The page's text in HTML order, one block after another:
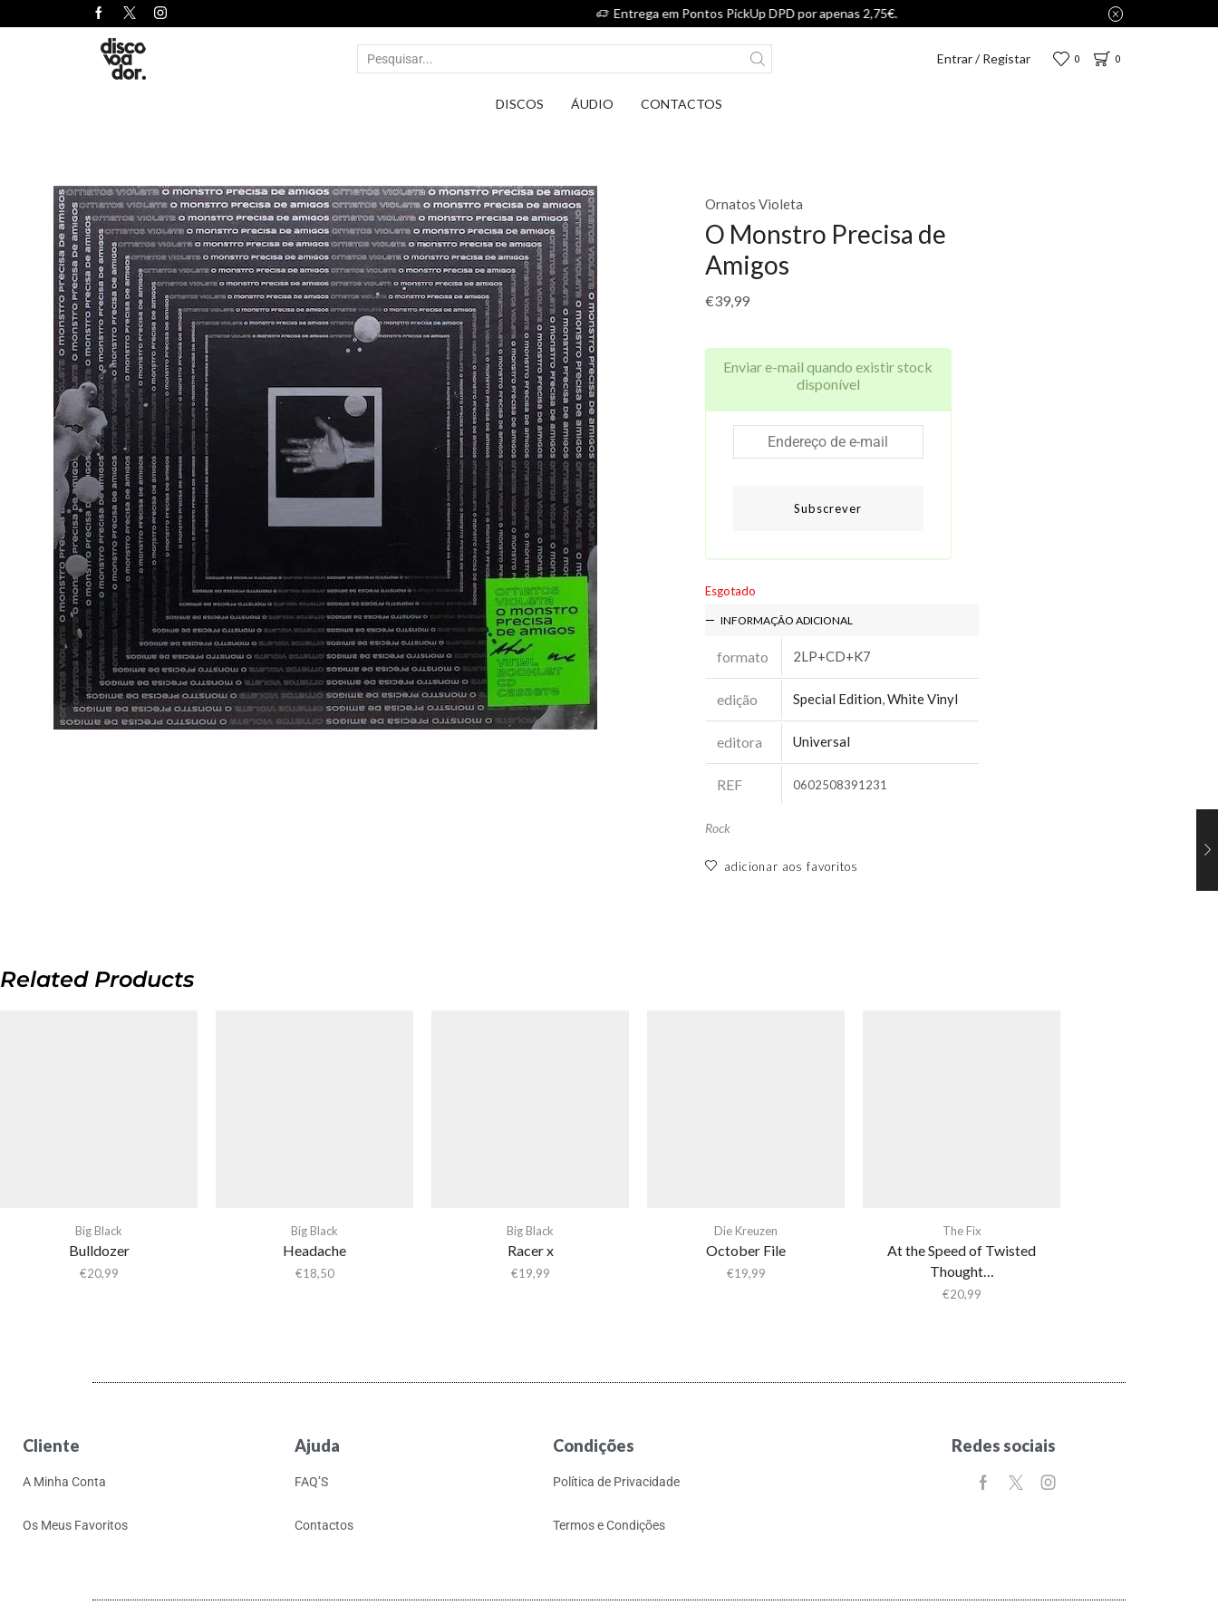
Entrega em Pontos PickUp DPD por apenas 2,75€.
Entrar / Registar 0 0
DISCOS ÁUDIO CONTACTOS
Ornatos Violeta
O Monstro Precisa de
Amigos
€39,99
Enviar e-mail quando existir stock
disponível
Subscrever
Esgotado
INFORMAÇÃO ADICIONAL
formato 2LP+CD+K7
edição Special Edition,White Vinyl
editora Universal
REF 0602508391231
Rock
adicionar aos favoritos
Related Products
Big Black
Bulldozer
€20,99
Big Black
Headache
€18,50
Big Black
Racer x
€19,99
Die Kreuzen
October File
€19,99
The Fix
At the Speed of Twisted
Thought…
€20,99
Cliente
A Minha Conta
Os Meus Favoritos
Ajuda
FAQ’S
Contactos
Condições
Política de Privacidade
Termos e Condições
Redes sociais